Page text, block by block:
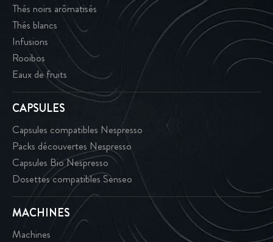
Thés noirs arômatisés
Thés blancs
Infusions
Rooibos
Eaux de fruits
CAPSULES
Capsules compatibles Nespresso
Packs découvertes Nespresso
Capsules Bio Nespresso
Dosettes compatibles Senseo
MACHINES
Machines